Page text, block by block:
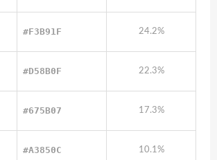
#F3B91F 24.2%
#D58B0F 22.3%
#675B07 17.3%
#A3850C 10.1%